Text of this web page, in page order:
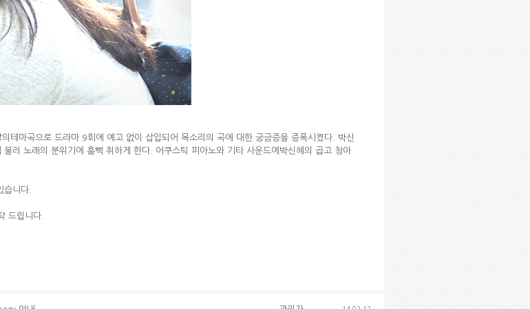
테마곡으로 드라마 9회에 예고 없이 삽입되어 목소리의 곡에 대한 궁금증을 증폭시켰다. 박신
러 노래의 분위기에 흠뻑 취하게 한다. 어쿠스틱 피아노와 기타 사운드에박신혜의 곱고 청아
니다.
드립니다.